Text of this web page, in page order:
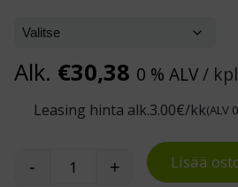
Alk. €30,38 0 % ALV/ kpl
Leasing hinta alk.3.00€/kk(ALV
Hyllystöritilä
- + Lisää